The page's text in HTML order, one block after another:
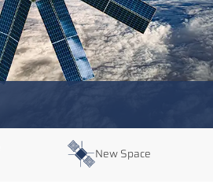
New Space